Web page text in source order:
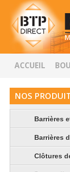
ACCUEIL
NOS
Barrières
Barrières
Clôtures